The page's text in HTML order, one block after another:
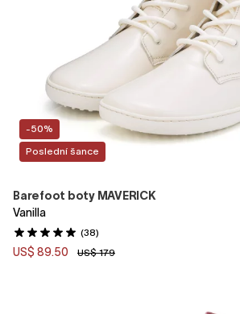
-50%
Poslední šance
Barefoot boty MAVERICK
Vanilla
(38)
US$ 89.50 US$ 179